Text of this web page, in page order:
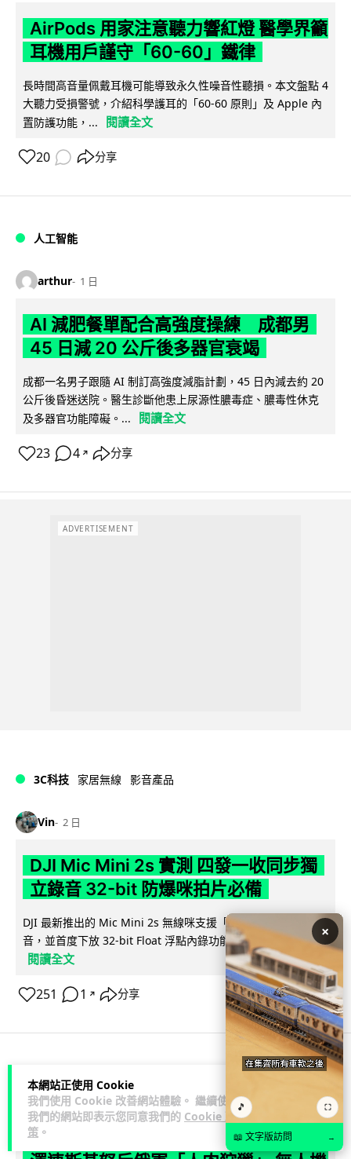
本網站正使用 Cookie
我們使用 Cookie 改善網站體驗。 繼續使用
我們的網站即表示您同意我們的 Cookie 政
策 。
AirPods 用家注意聽力響紅燈 醫學界籲
耳機用戶謹守「60-60」鐵律
長時間高音量佩戴耳機可能導致永久性噪音性聽損。本文盤點 4
大聽力受損警號，介紹科學護耳的「60-60 原則」及 Apple 內
置防護功能，...
閱讀全文
20 分享
人工智能
arthur 1 日
AI 減肥餐單配合高強度操練 成都男
45 日減 20 公斤後多器官衰竭
成都一名男子跟隨 AI 制訂高強度減脂計劃，45 日內減去約 20
公斤後昏迷送院。醫生診斷他患上尿源性膿毒症、膿毒性休克
及多器官功能障礙。...
閱讀全文
23 4 ↗ 分享
ADVERTISEMENT
3C科技 家居無線 影音產品
Vin 2 日
DJI Mic Mini 2s 實測 四發一收同步獨
立錄音 32-bit 防爆咪拍片必備
DJI 最新推出的 Mic Mini 2s 無線咪支援「四發一收」分軌錄
音，並首度下放 32-bit Float 浮點內錄功能。本文經實測其...
閱讀全文
251 1 ↗ 分享
科技娛樂
Lawton 2 日
×
🎵 ⛶
📖 文字版訪問 →